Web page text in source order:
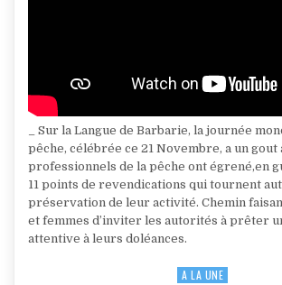
_ Sur la Langue de Barbarie, la journée
pêche, célébrée ce 21 Novembre, a un gout
professionnels de la pêche ont égrené,en
11 points de revendications qui tournent
préservation de leur activité. Chemin
et femmes d’inviter les autorités à prêter
attentive à leurs doléances.
Posted
A LA UNE